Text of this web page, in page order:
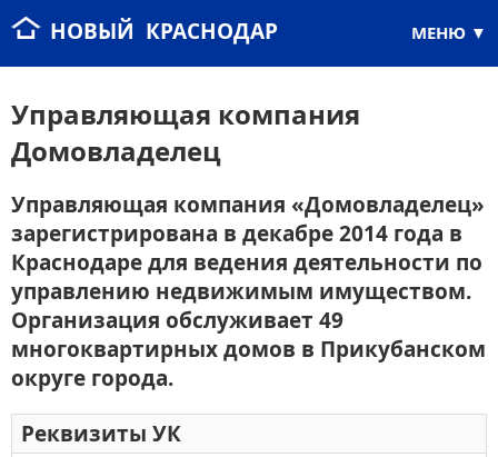
НОВЫЙ КРАСНОДАР МЕНЮ
Управляющая компания
Домовладелец
Управляющая компания «Домовладелец»
зарегистрирована в декабре 2014 года в
Краснодаре для ведения деятельности по
управлению недвижимым имуществом.
Организация обслуживает 49
многоквартирных домов в Прикубанском
округе города.
Реквизиты УК